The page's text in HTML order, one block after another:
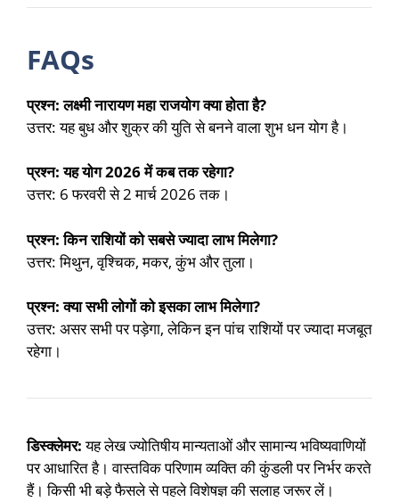
FAQs
प्रश्न: लक्ष्मी नारायण महा राजयोग क्या होता है?
उत्तर: यह बुध और शुक्र की युति से बनने वाला शुभ धन योग है।
प्रश्न: यह योग 2026 में कब तक रहेगा?
उत्तर: 6 फरवरी से 2 मार्च 2026 तक।
प्रश्न: किन राशियों को सबसे ज्यादा लाभ मिलेगा?
उत्तर: मिथुन, वृश्चिक, मकर, कुंभ और तुला।
प्रश्न: क्या सभी लोगों को इसका लाभ मिलेगा?
उत्तर: असर सभी पर पड़ेगा, लेकिन इन पांच राशियों पर ज्यादा मजबूत
रहेगा।
डिस्क्लेमर:यह लेख ज्योतिषीय मान्यताओं और सामान्य भविष्यवाणियों
पर आधारित है। वास्तविक परिणाम व्यक्ति की कुंडली पर निर्भर करते
हैं। किसी भी बड़े फैसले से पहले विशेषज्ञ की सलाह जरूर लें।